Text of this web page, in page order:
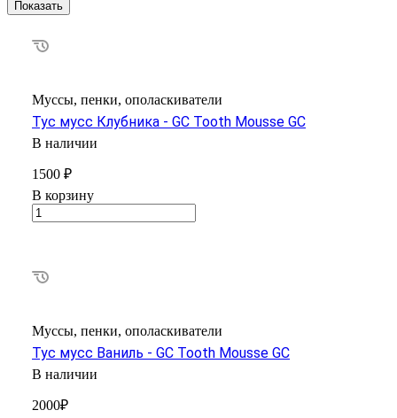
Муссы, пенки, ополаскиватели
Тус мусс Клубника - GC Tooth Mousse GC
В наличии
1500 ₽
В корзину
Муссы, пенки, ополаскиватели
Тус мусс Ваниль - GC Tooth Mousse GC
В наличии
2000₽